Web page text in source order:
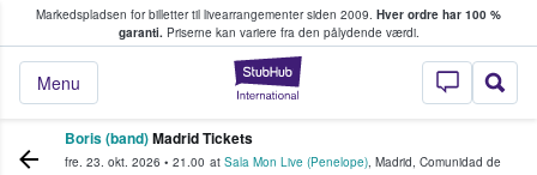
Markedspladsen for billetter til livearrangementer siden 2009. Hver ordre har 100 %
garanti.Priserne kan variere fra den pålydende værdi.
StubHub - Hvor
Menu
køber og sælger billetter
Boris (band)Madrid Tickets
fre. 23. okt. 2026 • 21.00 at Sala Mon Live (Penelope), Madrid, Comunidad de